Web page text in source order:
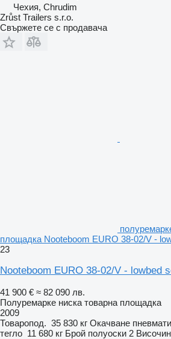
Чехия, Chrudim
Zrůst Trailers s.r.o.
Свържете се с продавача
площадка Nooteboom EURO 38-02/V -
23
Nooteboom EURO 38-02/V - lowbed
41 900 € ≈ 82 090 лв.
Полуремарке ниска товарна площадка
2009
Товаропод. 35 830 кг Окачване
тегло 11 680 кг Брой полуоски 2